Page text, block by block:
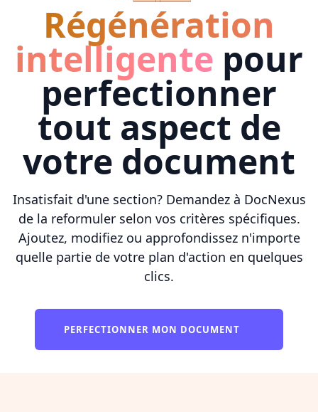
Régénération
intelligente pour
perfectionner
tout aspect de
votre document
Insatisfait d'une section? Demandez à DocNexus
de la reformuler selon vos critères spécifiques.
Ajoutez, modifiez ou approfondissez n'importe
quelle partie de votre plan d'action en quelques
clics.
PERFECTIONNER MON DOCUMENT